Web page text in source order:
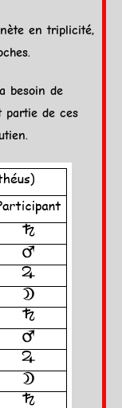
en triplicité,
besoin de
partie de ces